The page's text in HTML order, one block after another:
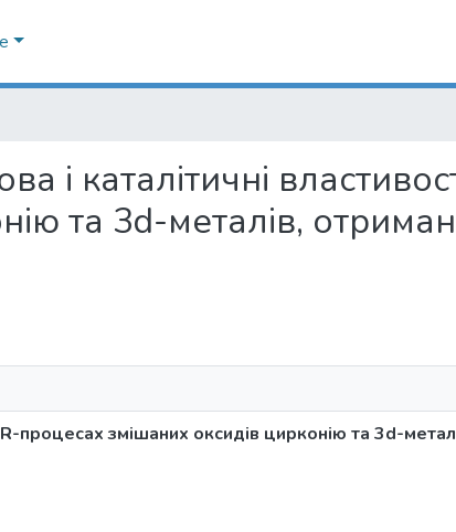
і каталітичні
та 3d-металів,
процесах змішаних оксидів цирконію та 3d-